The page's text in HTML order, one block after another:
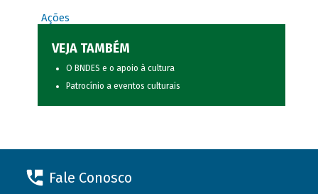
Ações
VEJA TAMBÉM
O BNDES e o apoio à cultura
Patrocínio a eventos culturais
Fale Conosco